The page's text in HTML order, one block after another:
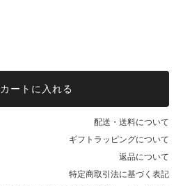
カートに入れる
配送・送料について
ギフトラッピングについて
返品について
特定商取引法に基づく表記